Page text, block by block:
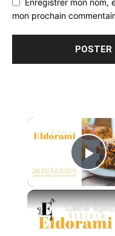
mon prochain